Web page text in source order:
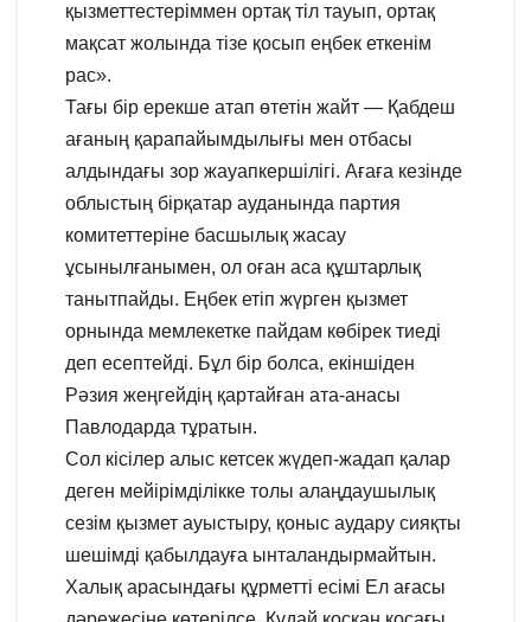
қызметтестеріммен ортақ тіл тауып, ортақ
мақсат жолында тізе қосып еңбек еткенім
рас».
Тағы бір ерекше атап өтетін жайт — Қабдеш
ағаның қарапайымдылығы мен отбасы
алдындағы зор жауапкершілігі. Ағаға кезінде
облыстың бірқатар ауданында партия
комитеттеріне басшылық жасау
ұсынылғанымен, ол оған аса құштарлық
танытпайды. Еңбек етіп жүрген қызмет
орнында мемлекетке пайдам көбірек тиеді
деп есептейді. Бұл бір болса, екіншіден
Рәзия жеңгейдің қартайған ата-анасы
Павлодарда тұратын.
Сол кісілер алыс кетсек жүдеп-жадап қалар
деген мейірімділікке толы алаңдаушылық
сезім қызмет ауыстыру, қоныс аудару сияқты
шешімді қабылдауға ынталандырмайтын.
Халық арасындағы құрметті есімі Ел ағасы